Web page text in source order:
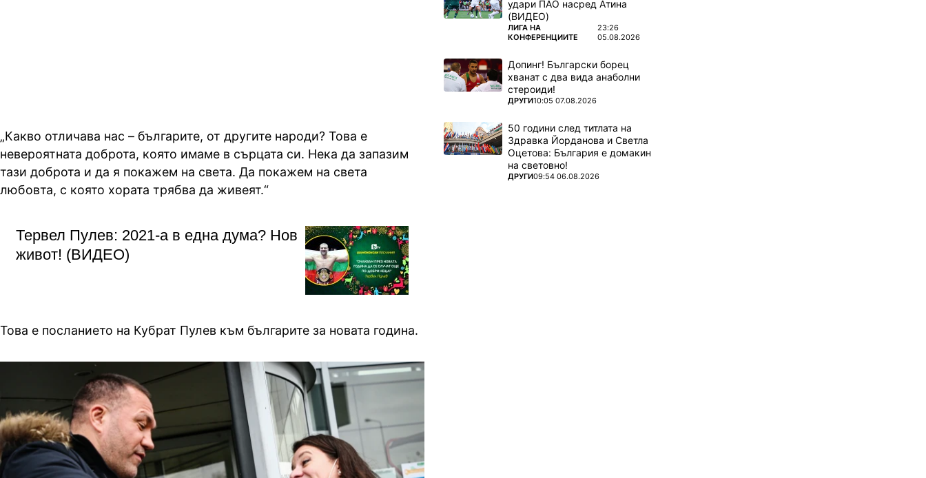
„Какво отличава нас – българите, от другите народи? Това е
невероятната доброта, която имаме в сърцата си. Нека да запазим
тази доброта и да я покажем на света. Да покажем на света
любовта, с която хората трябва да живеят.“
Тервел Пулев: 2021-а в една дума? Нов
живот! (ВИДЕО)
Това е посланието на Кубрат Пулев към българите за новата година.
удари ПАО насред Атина
(ВИДЕО)
ПОВЕЧЕ ОТ
ЛИГА НА
КОНФЕРЕНЦИИТЕ
23:26
05.08.2026
Допинг! Български борец
хванат с два вида анаболни
стероиди!
ПОВЕЧЕ ОТ
ДРУГИ10:05 07.08.2026
50 години след титлата на
Здравка Йорданова и Светла
Оцетова: България е домакин
на световно!
ПОВЕЧЕ ОТ
ДРУГИ09:54 06.08.2026